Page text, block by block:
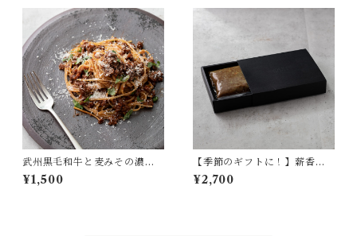
武州黒毛和牛と麦みその濃厚
ボロネーゼソース
¥1,500
【季節のギフトに！】薪香る
彩の国黒豚カレー×3食セット
¥2,700